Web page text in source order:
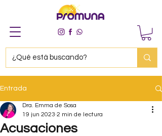
Entrada
Acusaciones
Dra. Emma de Sosa
19 jun 2023 2 min de lectura